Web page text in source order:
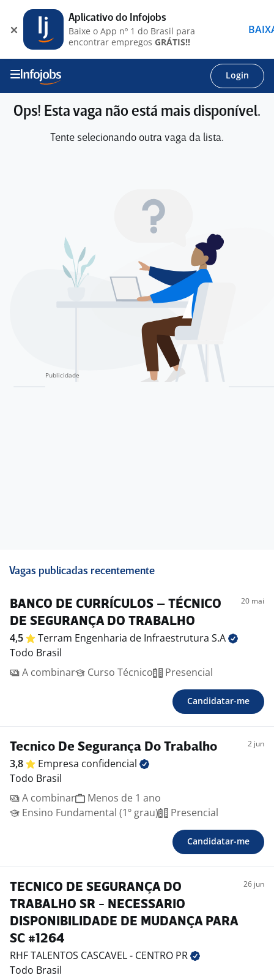
Login
Ops! Esta vaga não está mais disponível.
Tente selecionando outra vaga da lista.
Vagas publicadas recentemente
BANCO DE CURRÍCULOS – TÉCNICO
DE SEGURANÇA DO TRABALHO
20 mai
4,5 Terram Engenharia de Infraestrutura S.A
Todo Brasil
A combinar
Curso Técnico Presencial
Candidatar-me
Tecnico De Segurança Do Trabalho 2 jun
3,8 Empresa confidencial
Todo Brasil
A combinar
Menos de 1 ano
Ensino Fundamental (1º grau)
Presencial
Candidatar-me
TECNICO DE SEGURANÇA DO
TRABALHO SR - NECESSARIO
DISPONIBILIDADE DE MUDANÇA PARA
SC #1264
26 jun
RHF TALENTOS CASCAVEL - CENTRO PR
Todo Brasil
Aplicativo do Infojobs
Baixe o App nº 1 do Brasil para
encontrar empregos GRÁTIS!!